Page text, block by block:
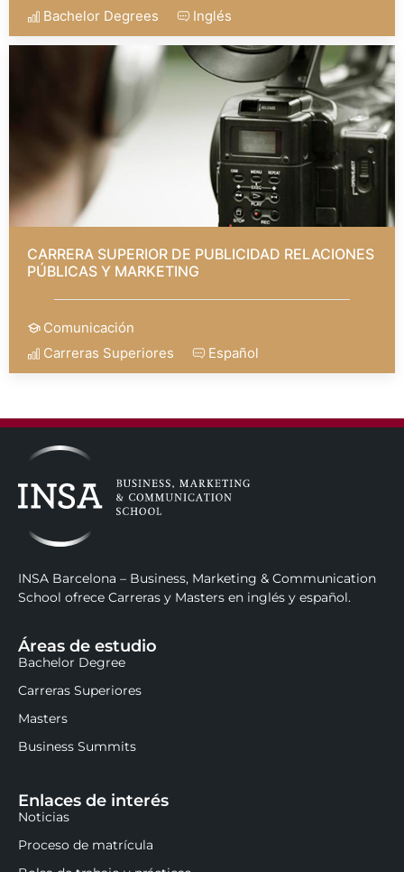
Bachelor Degrees
Inglés
CARRERA SUPERIOR DE PUBLICIDAD RELACIONES
PÚBLICAS Y MARKETING
Comunicación
Carreras Superiores
Español
INSA Barcelona – Business, Marketing & Communication
School ofrece Carreras y Masters en inglés y español.
Áreas de estudio
Bachelor Degree
Carreras Superiores
Masters
Business Summits
Enlaces de interés
Noticias
Proceso de matrícula